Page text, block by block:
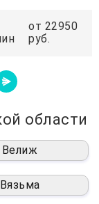
от 22950
руб.
области
Велиж
Вязьма